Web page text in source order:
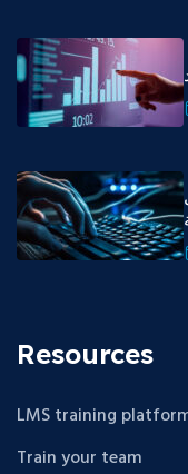
Resources
LMS training
Train your team